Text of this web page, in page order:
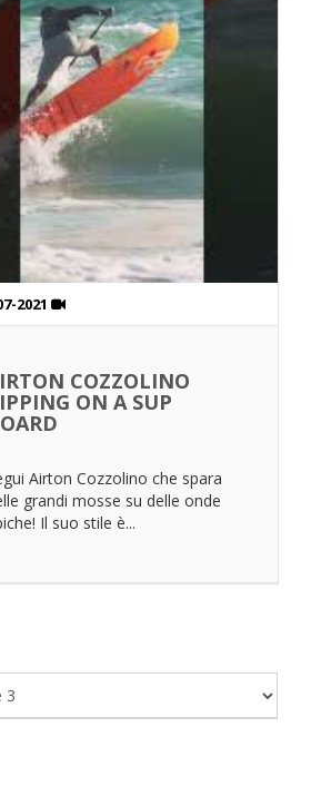
2021
COZZOLINO
ON A SUP
Airton Cozzolino che spara
grandi mosse su delle onde
Il suo stile è...